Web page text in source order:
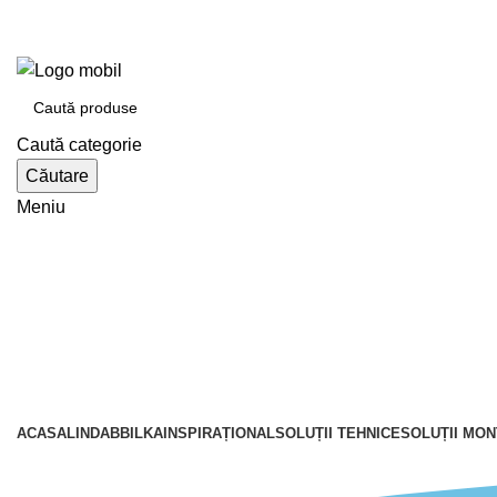
Caută categorie
Căutare
Meniu
ACASALINDABBILKAINSPIRAȚIONALSOLUȚII TEHNICESOLUȚII